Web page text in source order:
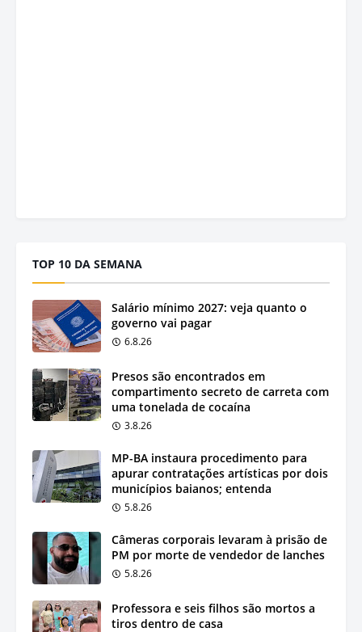
TOP 10 DA SEMANA
Salário mínimo 2027: veja quanto o
governo vai pagar
6.8.26
Presos são encontrados em
compartimento secreto de carreta com
uma tonelada de cocaína
3.8.26
MP-BA instaura procedimento para
apurar contratações artísticas por dois
municípios baianos; entenda
5.8.26
Câmeras corporais levaram à prisão de
PM por morte de vendedor de lanches
5.8.26
Professora e seis filhos são mortos a
tiros dentro de casa